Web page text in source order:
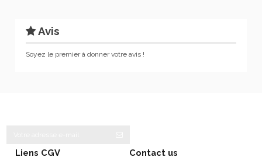
Avis
Soyez le premier à donner votre avis !
Liens CGV Contact us